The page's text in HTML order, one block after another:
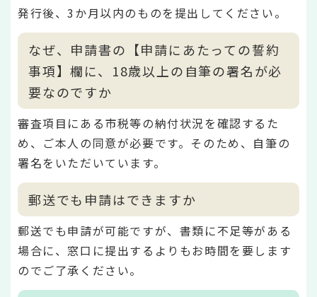
発行後、3か月以内のものを提出してください。
なぜ、申請書の【申請にあたっての誓約
事項】欄に、18歳以上の自筆の署名が必
要なのですか
審査項目にある市税等の納付状況を確認するた
め、ご本人の同意が必要です。そのため、自筆の
署名をいただいています。
郵送でも申請はできますか
郵送でも申請が可能ですが、書類に不足等がある
場合に、窓口に提出するよりもお時間を要します
のでご了承ください。